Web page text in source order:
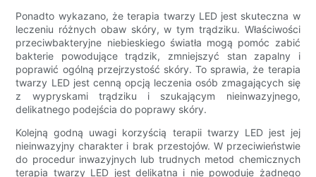
Ponadto wykazano, że terapia twarzy LED jest skuteczna w
leczeniu różnych obaw skóry, w tym trądziku. Właściwości
przeciwbakteryjne niebieskiego światła mogą pomóc zabić
bakterie powodujące trądzik, zmniejszyć stan zapalny i
poprawić ogólną przejrzystość skóry. To sprawia, że ​​terapia
twarzy LED jest cenną opcją leczenia osób zmagających się
z wypryskami trądziku i szukającym nieinwazyjnego,
delikatnego podejścia do poprawy skóry.
Kolejną godną uwagi korzyścią terapii twarzy LED jest jej
nieinwazyjny charakter i brak przestojów. W przeciwieństwie
do procedur inwazyjnych lub trudnych metod chemicznych
terapia twarzy LED jest delikatna i nie powoduje żadnego